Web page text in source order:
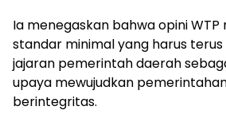
Ia menegaskan bahwa opini
standar minimal yang harus terus
jajaran pemerintah daerah
upaya mewujudkan
berintegritas.